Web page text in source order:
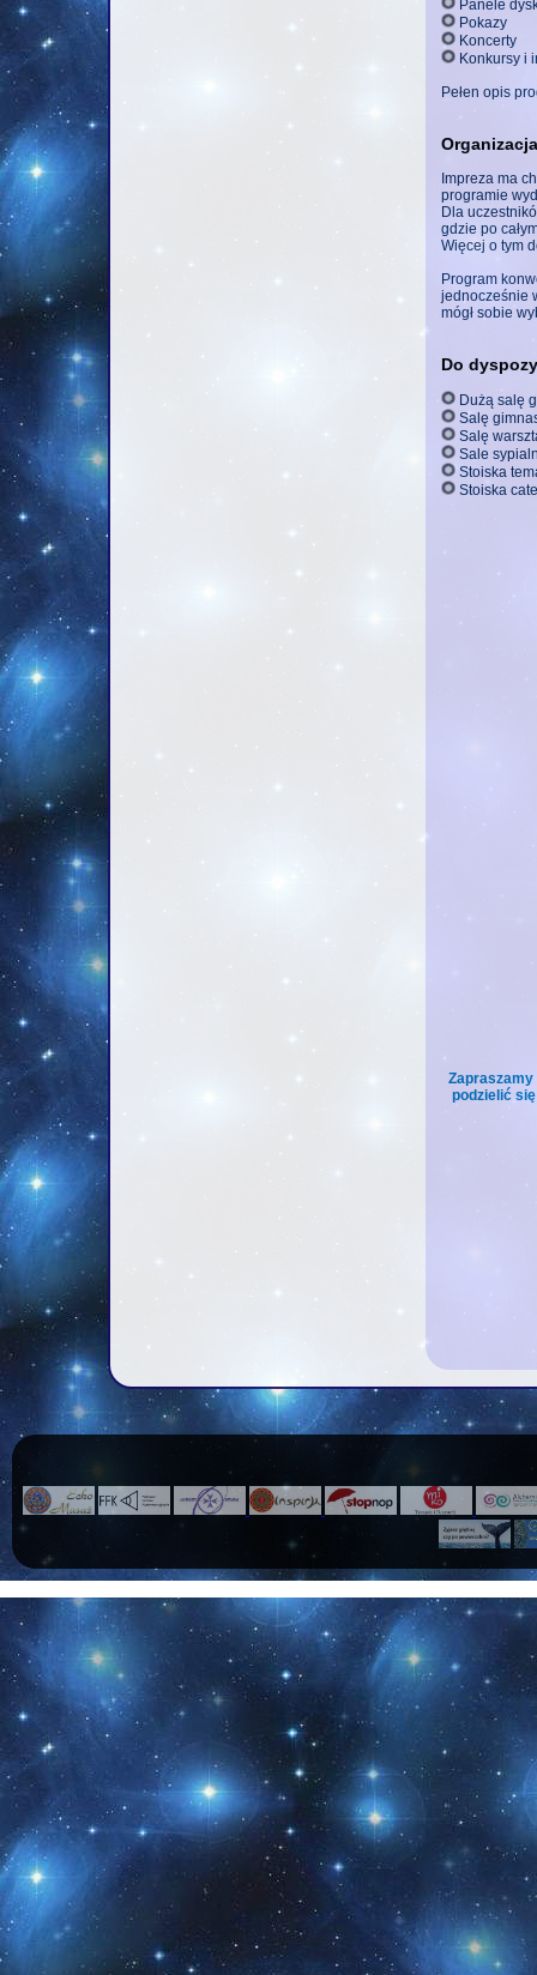
Panele
Pokazy
Koncerty
Konkursy i
Pełen opis
Organizacja
Impreza ma
programie
Dla
gdzie po
Więcej o tym
Program
jednocześnie
mógł sobie
Do
Dużą salę
Salę
Salę
Sale
Stoiska
Stoiska
Zapraszamy
podzielić